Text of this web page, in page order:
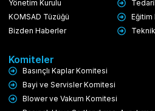
Yönetim Kurulu
KOMSAD Tüzüğü
Bizden Haberler
Eğitim
Komiteler
Basınçlı Kaplar Komitesi
Bayi ve Servisler Komitesi
Blower ve Vakum Komitesi